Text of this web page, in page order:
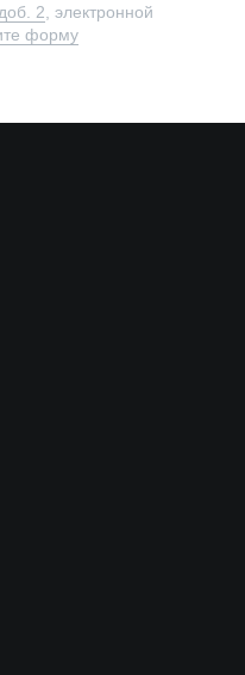
2 , электронной
форму